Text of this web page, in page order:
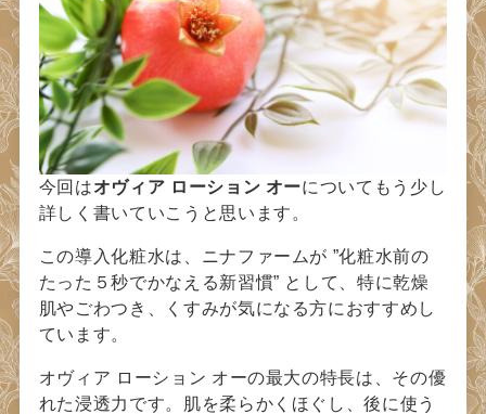
今回はオヴィア ローション オーについてもう少し
詳しく書いていこうと思います。
この導入化粧水は、ニナファームが ”化粧水前の
たった５秒でかなえる新習慣” として、特に乾燥
肌やごわつき、くすみが気になる方におすすめし
ています。
オヴィア ローション オーの最大の特長は、その優
れた浸透力です。肌を柔らかくほぐし、後に使う